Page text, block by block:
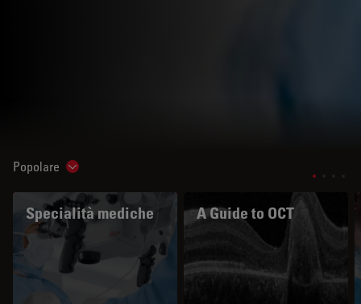
Popolare Show subnavigation
Specialità mediche A Guide to OCT